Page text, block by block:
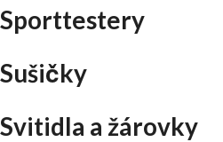
Sporttestery
Sušičky
Svitidla a žárovky